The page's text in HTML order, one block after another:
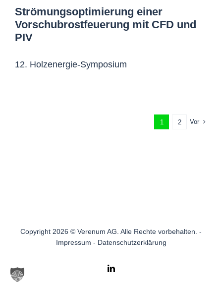
Strömungsoptimierung einer
Vorschubrostfeuerung mit CFD und
PIV
12. Holzenergie-Symposium
1 2 Vor
Copyright 2026 © Verenum AG. Alle Rechte vorbehalten. -
Impressum - Datenschutzerklärung